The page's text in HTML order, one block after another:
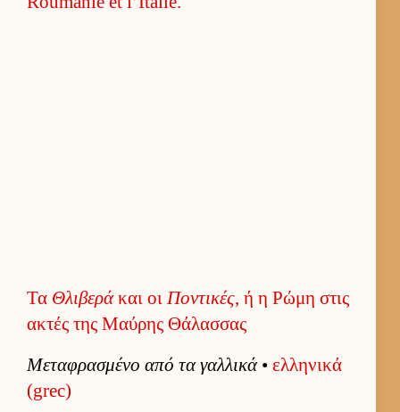
Τα Θλιβεράκαι οι Ποντικές, ή η Ρώμη στις
ακτές της Μαύρης Θάλασσας
Μεταφρασμένο από τα γαλ­λικά• ελ­ληνικά
(grec)